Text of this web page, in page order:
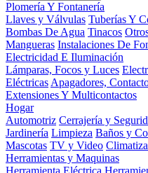
Plomería Y Fontanería
Llaves y Válvulas Tuberías Y
Bombas De Agua Tinacos
Mangueras Instalaciones De
Electricidad E Iluminación
Lámparas, Focos y Luces
Eléctricas Apagadores,
Extensiones Y Multicontactos
Hogar
Automotriz Cerrajería y
Jardinería Limpieza Baños y
Mascotas TV y Video
Herramientas y Maquinas